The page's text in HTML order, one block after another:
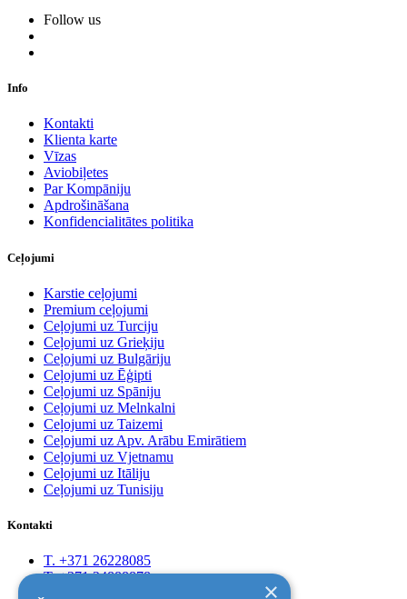
Follow us
Info
Kontakti
Klienta karte
Vīzas
Aviobiļetes
Par Kompāniju
Apdrošināšana
Konfidencialitātes politika
Ceļojumi
Karstie ceļojumi
Premium ceļojumi
Ceļojumi uz Turciju
Ceļojumi uz Grieķiju
Ceļojumi uz Bulgāriju
Ceļojumi uz Ēģipti
Ceļojumi uz Spāniju
Ceļojumi uz Melnkalni
Ceļojumi uz Taizemi
Ceļojumi uz Apv. Arābu Emirātiem
Ceļojumi uz Vjetnamu
Ceļojumi uz Itāliju
Ceļojumi uz Tunisiju
Kontakti
T. +371 26228085
T. +371 24888878
×